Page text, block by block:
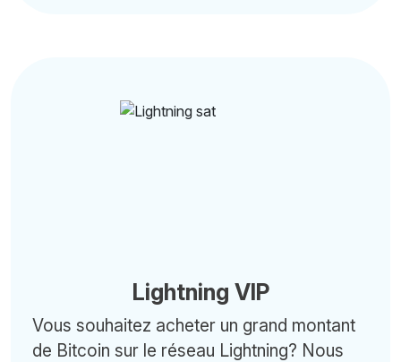
Lightning VIP
Vous souhaitez acheter un grand montant
de Bitcoin sur le réseau Lightning? Nous